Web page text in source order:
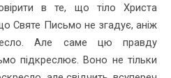
в те, що тіло Христа
Святе Письмо не згадує, аніж
Але саме цю правду
підкреслює. Воно не тільки